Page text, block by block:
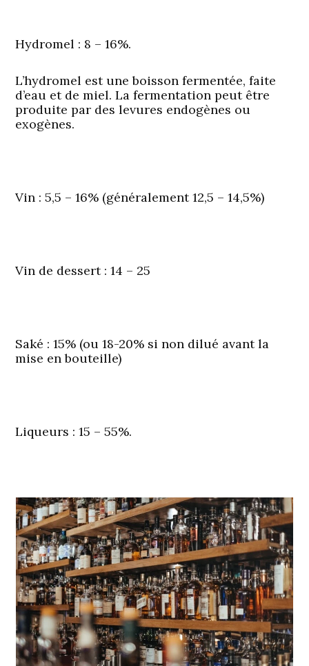
Hydromel : 8 – 16%.
L’hydromel est une boisson fermentée, faite
d’eau et de miel. La fermentation peut être
produite par des levures endogènes ou
exogènes.
Vin : 5,5 – 16% (généralement 12,5 – 14,5%)
Vin de dessert: 14 – 25
Saké : 15% (ou 18-20% si non dilué avant la
mise en bouteille)
Liqueurs : 15 – 55%.